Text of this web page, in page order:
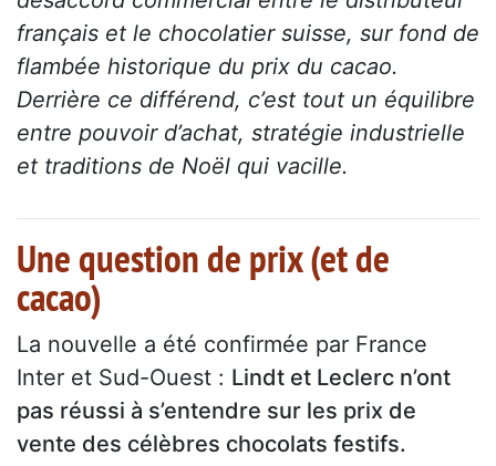
français et le chocolatier suisse, sur fond de
flambée historique du prix du cacao.
Derrière ce différend, c’est tout un équilibre
entre pouvoir d’achat, stratégie industrielle
et traditions de Noël qui vacille.
Une question de prix (et de
cacao)
La nouvelle a été confirmée par France
Inter et Sud-Ouest : Lindt et Leclerc n’ont
pas réussi à s’entendre sur les prix de
vente des célèbres chocolats festifs.